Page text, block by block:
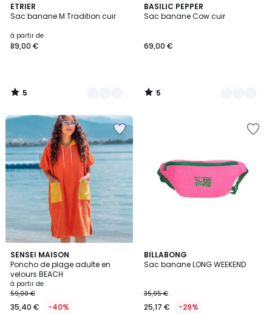
ETRIER
Sac banane M Tradition cuir
à partir de
89,00 €
5
/
7
Couleurs
5
/
BASILIC PEPPER
Sac banane Cow cuir
69,00 €
5
/
3
Couleurs
5
/
SENSEI MAISON
Poncho de plage adulte en
velours BEACH
à partir de
59,00 €
35,40 € -40%
4,2
/ 5
10
Couleurs
BILLABONG
Sac banane LONG WEEKEND
35,95 €
25,17 € -29%
3
Couleurs